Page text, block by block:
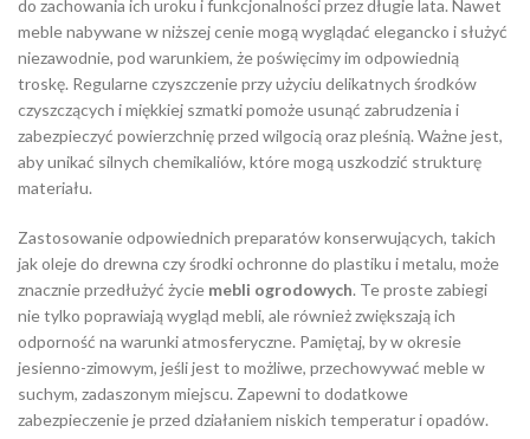
do zachowania ich uroku i funkcjonalności przez długie lata. Nawet
meble nabywane w niższej cenie mogą wyglądać elegancko i służyć
niezawodnie, pod warunkiem, że poświęcimy im odpowiednią
troskę. Regularne czyszczenie przy użyciu delikatnych środków
czyszczących i miękkiej szmatki pomoże usunąć zabrudzenia i
zabezpieczyć powierzchnię przed wilgocią oraz pleśnią. Ważne jest,
aby unikać silnych chemikaliów, które mogą uszkodzić strukturę
materiału.
Zastosowanie odpowiednich preparatów konserwujących, takich
jak oleje do drewna czy środki ochronne do plastiku i metalu, może
znacznie przedłużyć życie mebli ogrodowych. Te proste zabiegi
nie tylko poprawiają wygląd mebli, ale również zwiększają ich
odporność na warunki atmosferyczne. Pamiętaj, by w okresie
jesienno-zimowym, jeśli jest to możliwe, przechowywać meble w
suchym, zadaszonym miejscu. Zapewni to dodatkowe
zabezpieczenie je przed działaniem niskich temperatur i opadów.